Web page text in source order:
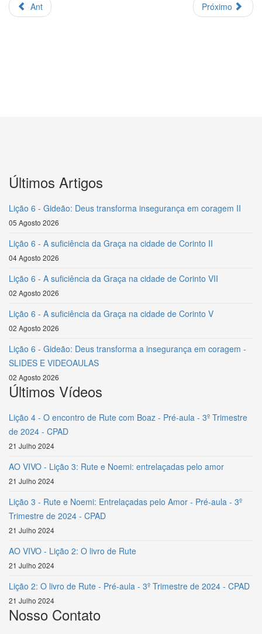
Ant Próximo
Últimos Artigos
Lição 6 - Gideão: Deus transforma insegurança em coragem II
05 Agosto 2026
Lição 6 - A suficiência da Graça na cidade de Corinto II
04 Agosto 2026
Lição 6 - A suficiência da Graça na cidade de Corinto VII
02 Agosto 2026
Lição 6 - A suficiência da Graça na cidade de Corinto V
02 Agosto 2026
Lição 6 - Gideão: Deus transforma a insegurança em coragem -
SLIDES E VIDEOAULAS
02 Agosto 2026
Últimos Vídeos
Lição 4 - O encontro de Rute com Boaz - Pré-aula - 3º Trimestre
de 2024 - CPAD
21 Julho 2024
AO VIVO - Lição 3: Rute e Noemi: entrelaçadas pelo amor
21 Julho 2024
Lição 3 - Rute e Noemi: Entrelaçadas pelo Amor - Pré-aula - 3º
Trimestre de 2024 - CPAD
21 Julho 2024
AO VIVO - Lição 2: O livro de Rute
21 Julho 2024
Lição 2: O livro de Rute - Pré-aula - 3º Trimestre de 2024 - CPAD
21 Julho 2024
Nosso Contato